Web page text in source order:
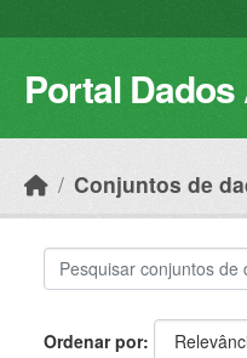
Portal
Conjuntos de
Ordenar por